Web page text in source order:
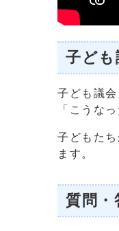
子ども
子ども議
「こうな
子どもた
ます。
質問・